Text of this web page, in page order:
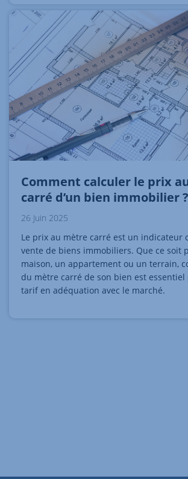
Comment calculer le prix
carré d’un bien immobilier ?
26 Juin 2025
Le prix au mètre carré est un indicateur
vente de biens immobiliers. Que ce soit
maison, un appartement ou un terrain,
du mètre carré de son bien est
tarif en adéquation avec le marché.